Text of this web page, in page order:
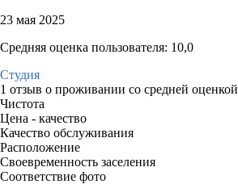
23 мая 2025
Средняя оценка пользователя: 10,0
Студия
1 отзыв о проживании со средней оценкой
Чистота
Цена - качество
Качество обслуживания
Расположение
Своевременность заселения
Соответствие фото